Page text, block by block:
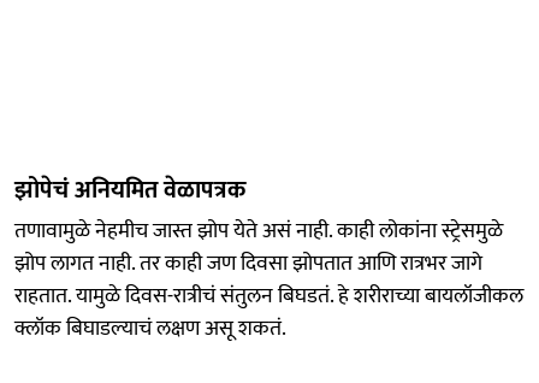
झोपेचं अनियमित वेळापत्रक
तणावामुळे नेहमीच जास्त झोप येते असं नाही. काही लोकांना स्ट्रेसमुळे
झोप लागत नाही. तर काही जण दिवसा झोपतात आणि रात्रभर जागे
राहतात. यामुळे दिवस-रात्रीचं संतुलन बिघडतं. हे शरीराच्या बायलॉजीकल
क्लॉक बिघाडल्याचं लक्षण असू शकतं.